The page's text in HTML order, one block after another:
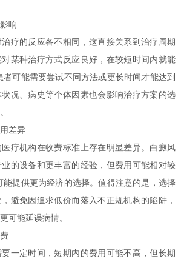
响
的反应各不相同，这直接关系到治疗周期
某种治疗方式反应良好，在较短时间内就能
可能需要尝试不同方法或更长时间才能达到
况、病史等个体因素也会影响治疗方案的选
差异
机构在收费标准上存在明显差异。白癜风
的设备和更丰富的经验，但费用可能相对较
能提供更为经济的选择。值得注意的是，选择
避免因追求低价而落入不正规机构的陷阱，
可能延误病情。
定时间，短期内的费用可能不高，但长期